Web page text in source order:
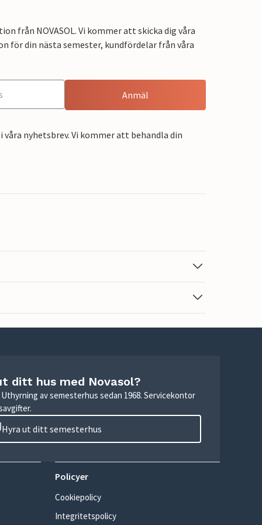
från NOVASOL. Vi kommer att skicka dig våra
för din nästa semester, kundfördelar från våra
Anmäl
nyhetsbrev. Vi kommer att behandla din
ditt hus med Novasol?
av semesterhus sedan 1968. Servicekontor
Hyra ut ditt semesterhus
Policyer
Cookiepolicy
Integritetspolicy